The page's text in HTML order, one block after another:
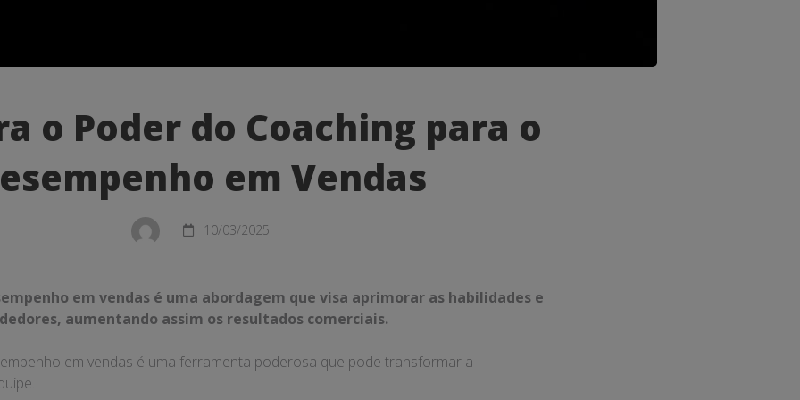
o Poder do Coaching para o
em Vendas
10/03/2025
em vendas é uma abordagem que visa aprimorar as habilidades e
aumentando assim os resultados comerciais.
em vendas é uma ferramenta poderosa que pode transformar a